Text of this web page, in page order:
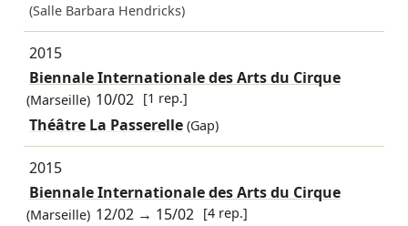
(Salle Barbara Hendricks)
2015
Biennale Internationale des Arts du Cirque
(Marseille) 10/02 [1 rep.]
Théâtre La Passerelle (Gap)
2015
Biennale Internationale des Arts du Cirque
(Marseille) 12/02 → 15/02 [4 rep.]